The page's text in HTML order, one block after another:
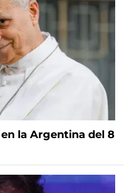
la Argentina del 8